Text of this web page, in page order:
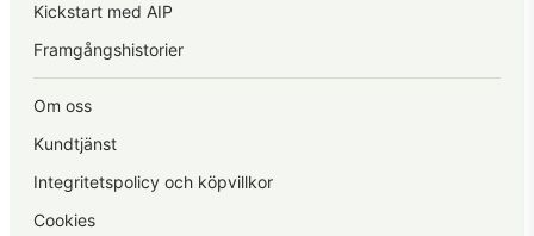
Kickstart med AIP
Framgångshistorier
Om oss
Kundtjänst
Integritetspolicy och köpvillkor
Cookies